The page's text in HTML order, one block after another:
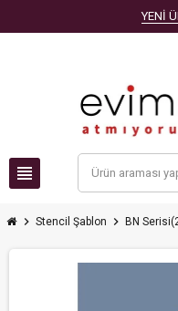
YENİ
view_headline
chevron_right Stencil Şablon chevron_right BN